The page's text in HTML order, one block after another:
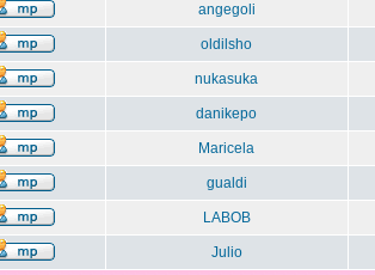
angegoli
oldilsho
nukasuka
danikepo
Maricela
gualdi
LABOB
Julio